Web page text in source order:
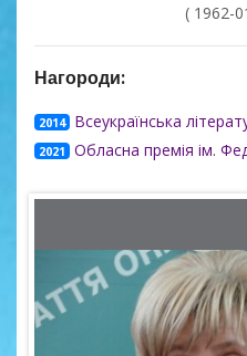
( 1962-
Нагороди:
2014 Всеукраїнська
2021 Обласна премія ім.